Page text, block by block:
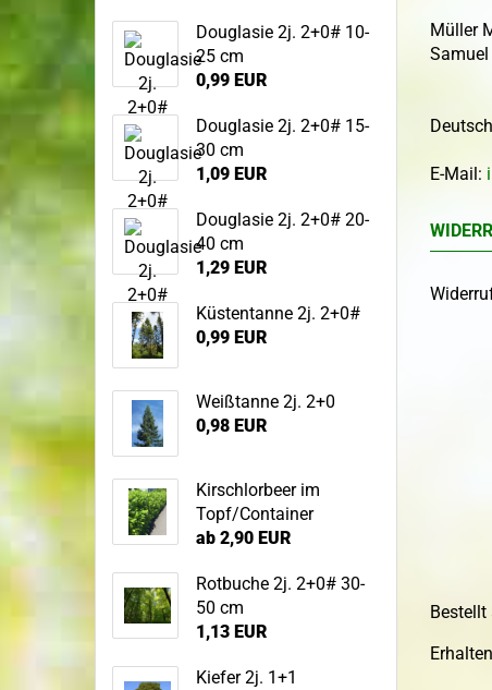
Sandbirke
Sommerlinde
Stieleiche
Vogelkirsche
Winterlinde
Topf-/Containerpflanzen
Wildgehölze
Wurzelware Wildgehölze
Bodendecker im
Müller
E-Mail:
Bestellt
Douglasie 2j. 2+0# 10-
25 cm
0,99 EUR
Douglasie 2j. 2+0# 15-
30 cm
1,09 EUR
Douglasie 2j. 2+0# 20-
40 cm
1,29 EUR
Küstentanne 2j. 2+0#
0,99 EUR
Weißtanne 2j. 2+0
0,98 EUR
Kirschlorbeer im
Topf/Container
ab 2,90 EUR
Rotbuche 2j. 2+0# 30-
50 cm
1,13 EUR
Kiefer 2j. 1+1